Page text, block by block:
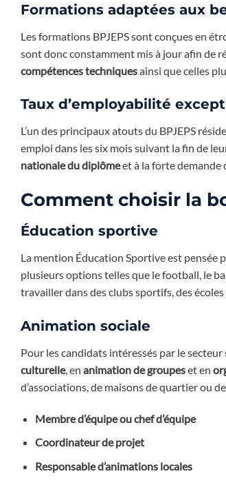
Formations adaptées aux
Les formations BPJEPS sont conçues en
sont donc constamment mis à jour afin de
compétences techniquesainsi que celles
Taux d’employabilité
L’un des principaux atouts du BPJEPS
emploi dans les six mois suivant la fin de
nationale du diplômeet à la forte demande
Comment choisir la
Éducation sportive
La mention Éducation Sportive est pensée
plusieurs options telles que le football, le
travailler dans des clubs sportifs, des
Animation sociale
Pour les candidats intéressés par le
culturelle, en animation de groupeset en
d’associations, de maisons de quartier ou
Membre d’équipe ou chef d’équipe
Coordinateur de projet
Responsable d’animations locales